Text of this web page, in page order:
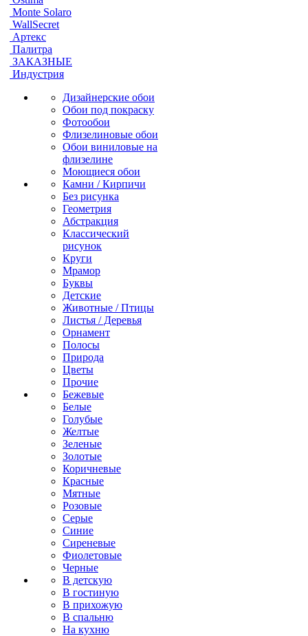
Monte Solaro
WallSecret
Артекс
Палитра
ЗАКАЗНЫЕ
Индустрия
Дизайнерские обои
Обои под покраску
Фотообои
Флизелиновые обои
Обои виниловые на
флизелине
Моющиеся обои
Камни / Кирпичи
Без рисунка
Геометрия
Абстракция
Классический
рисунок
Круги
Мрамор
Буквы
Детские
Животные / Птицы
Листья / Деревья
Орнамент
Полосы
Природа
Цветы
Прочие
Бежевые
Белые
Голубые
Желтые
Зеленые
Золотые
Коричневые
Красные
Мятные
Розовые
Серые
Синие
Сиреневые
Фиолетовые
Черные
В детскую
В гостиную
В прихожую
В спальню
На кухню